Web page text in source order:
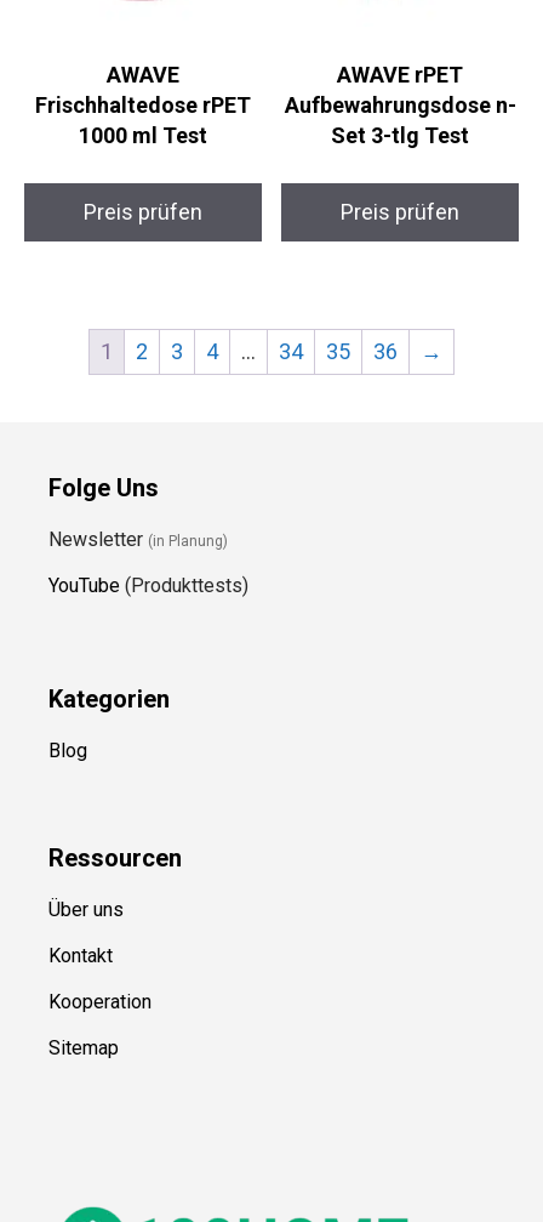
AWAVE
Frischhaltedose rPET
1000 ml Test
Preis prüfen
AWAVE rPET
Aufbewahrungsdose n-
Set 3-tlg Test
Preis prüfen
1 2 3 4 … 34 35 36 →
Folge Uns
Newsletter (in Planung)
YouTube (Produkttests)
Kategorien
Blog
Ressourcen
Über uns
Kontakt
Kooperation
Sitemap